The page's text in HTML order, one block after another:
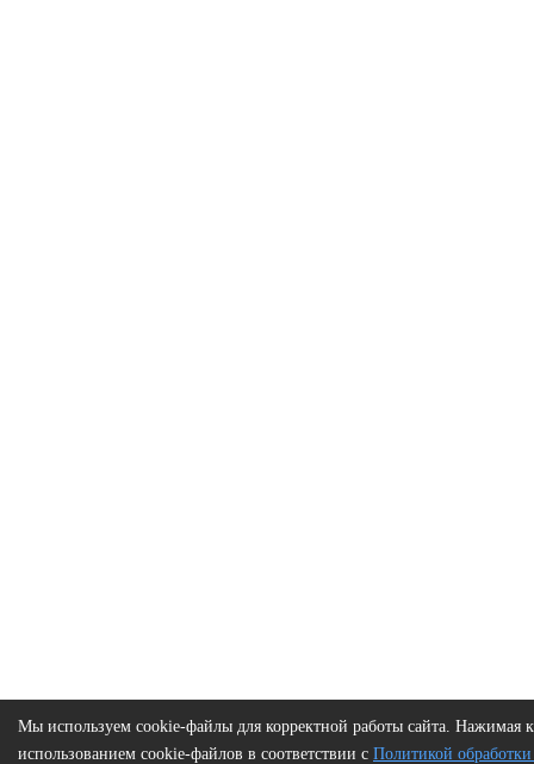
Мы используем cookie-файлы для корректной работы сайта. Нажимая
использованием cookie-файлов в соответствии с Политикой